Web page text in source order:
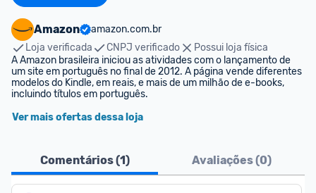
Amazon
amazon.com.br
Loja verificada
CNPJ verificado
Possui loja física
A Amazon brasileira iniciou as atividades com o lançamento de
um site em português no final de 2012. A página vende diferentes
modelos do Kindle, em reais, e mais de um milhão de e-books,
incluindo títulos em português.
Ver mais ofertas dessa loja
Comentários (1) Avaliações (0)